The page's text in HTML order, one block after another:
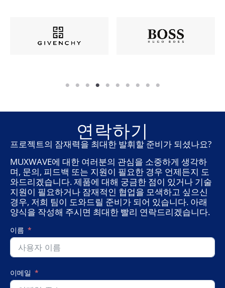
연락하기
프로젝트의 잠재력을 최대한 발휘할 준비가 되셨나요?
MUXWAVE에 대한 여러분의 관심을 소중하게 생각하
며, 문의, 피드백 또는 지원이 필요한 경우 언제든지 도
와드리겠습니다. 제품에 대해 궁금한 점이 있거나 기술
지원이 필요하거나 잠재적인 협업을 모색하고 싶으신
경우, 저희 팀이 도와드릴 준비가 되어 있습니다. 아래
양식을 작성해 주시면 최대한 빨리 연락드리겠습니다.
이름
이메일